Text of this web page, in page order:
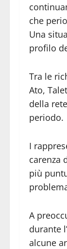
che
Una
profilo
Tra le
Ato,
della
periodo.
I
carenza
più
A
durante
alcune